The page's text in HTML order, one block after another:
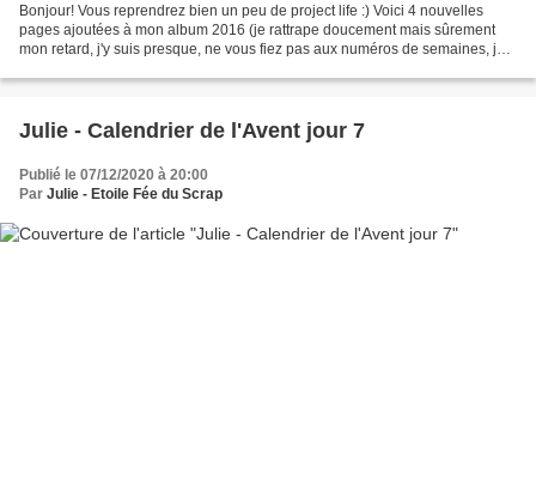
Bonjour! Vous reprendrez bien un peu de project life :) Voici 4 nouvelles
pages ajoutées à mon album 2016 (je rattrape doucement mais sûrement
mon retard, j'y suis presque, ne vous fiez pas aux numéros de semaines, je
Julie - Calendrier de l'Avent jour 7
Publié le 07/12/2020 à 20:00
Par Julie - Etoile Fée du Scrap